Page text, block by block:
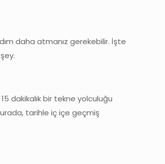
daha atmanız gerekebilir. İşte
dakikalık bir tekne yolculuğu
tarihle iç içe geçmiş